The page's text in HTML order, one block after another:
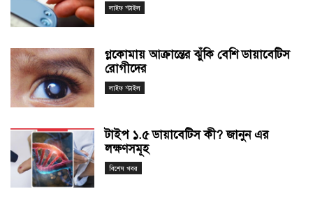
লাইফ স্টাইল
গ্লকোমায় আক্রান্তের ঝুঁকি বেশি ডায়াবেটিস
রোগীদের
লাইফ স্টাইল
টাইপ ১.৫ ডায়াবেটিস কী? জানুন এর
লক্ষণসমূহ
বিশেষ খবর